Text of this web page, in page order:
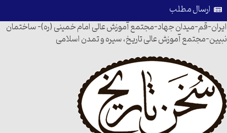
ارسال مطلب
ایران-قم-میدان جهاد-مجتمع آموزش عالی امام خمینی (ره)- ساختمان
نبیین-مجتمع آموزش عالی تاریخ، سیره و تمدن اسلامی